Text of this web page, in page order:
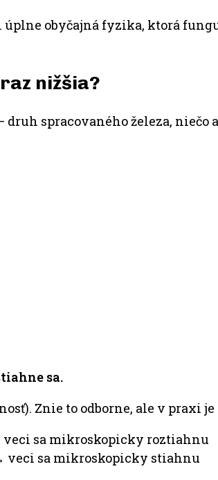
úplne obyčajná fyzika, ktorá
nižšia?
spracovaného železa,
sa.
Znie to odborne, ale v praxi
veci sa mikroskopicky roztiahnu
veci sa mikroskopicky stiahnu